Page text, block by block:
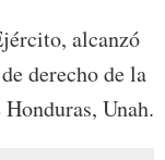
alcanzó
derecho de la
Unah.